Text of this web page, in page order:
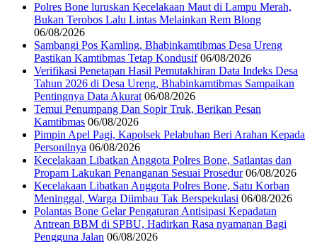
Polres Bone luruskan Kecelakaan Maut di Lampu Merah,
Bukan Terobos Lalu Lintas Melainkan Rem Blong
06/08/2026
Sambangi Pos Kamling, Bhabinkamtibmas Desa Ureng
Pastikan Kamtibmas Tetap Kondusif 06/08/2026
Verifikasi Penetapan Hasil Pemutakhiran Data Indeks Desa
Tahun 2026 di Desa Ureng, Bhabinkamtibmas Sampaikan
Pentingnya Data Akurat 06/08/2026
Temui Penumpang Dan Sopir Truk, Berikan Pesan
Kamtibmas 06/08/2026
Pimpin Apel Pagi, Kapolsek Pelabuhan Beri Arahan Kepada
Personilnya 06/08/2026
Kecelakaan Libatkan Anggota Polres Bone, Satlantas dan
Propam Lakukan Penanganan Sesuai Prosedur 06/08/2026
Kecelakaan Libatkan Anggota Polres Bone, Satu Korban
Meninggal, Warga Diimbau Tak Berspekulasi 06/08/2026
Polantas Bone Gelar Pengaturan Antisipasi Kepadatan
Antrean BBM di SPBU, Hadirkan Rasa nyamanan Bagi
Pengguna Jalan 06/08/2026